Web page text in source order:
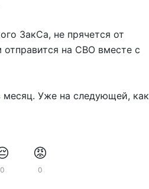
ЗакСа, не прячется от
на СВО вместе с
Уже на следующей, как
0
😡
0